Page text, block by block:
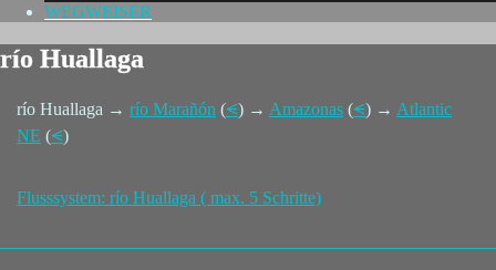
WEGWEISER
río Huallaga
río Huallaga → río Marañón (⪪) → Amazonas (⪪) → Atlantic
NE (⪪)
Flusssystem: río Huallaga ( max. 5 Schritte)